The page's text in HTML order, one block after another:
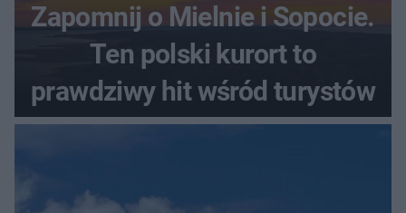
Zapomnij o Mielnie i Sopocie.
Ten polski kurort to
prawdziwy hit wśród turystów